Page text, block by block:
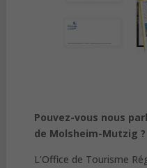
Pouvez-vous nous
de Molsheim-Mutzig ?
L’Office de Tourisme